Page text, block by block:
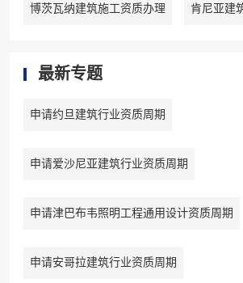
博茨瓦纳建筑施工资质办理 肯尼亚建
最新专题
申请约旦建筑行业资质周期
申请爱沙尼亚建筑行业资质周期
申请津巴布韦照明工程通用设计资质周期
申请安哥拉建筑行业资质周期